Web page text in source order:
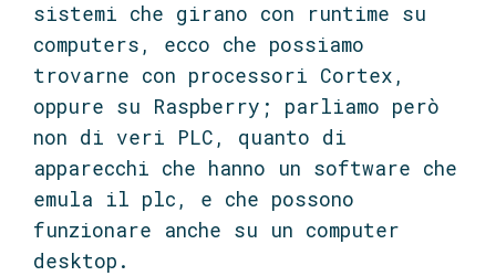
sistemi che girano con runtime su
computers, ecco che possiamo
trovarne con processori Cortex,
oppure su Raspberry; parliamo però
non di veri PLC, quanto di
apparecchi che hanno un software che
emula il plc, e che possono
funzionare anche su un computer
desktop.